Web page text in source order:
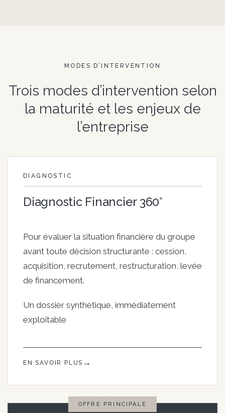
MODES D’INTERVENTION
Trois modes d’intervention selon
la maturité et les enjeux de
l’entreprise
DIAGNOSTIC
Diagnostic Financier 360°
Pour évaluer la situation financière du groupe
avant toute décision structurante : cession,
acquisition, recrutement, restructuration, levée
de financement.
Un dossier synthétique, immédiatement
exploitable
EN SAVOIR PLUS